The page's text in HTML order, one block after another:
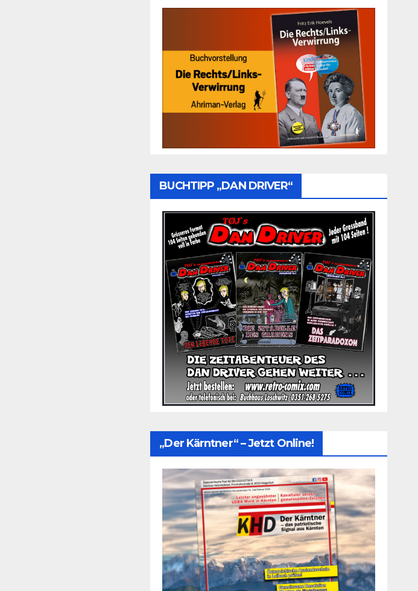
BUCHTIPP „DAN DRIVER“
„Der Kärntner“ – Jetzt Online!